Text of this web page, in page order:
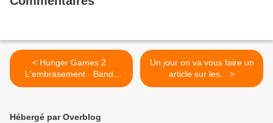
< Hunger Games 2 :
L'embrasement - Bande
Annonce 2 VOST
Un jour on va vous faire un
article sur les... >
Hébergé par Overblog